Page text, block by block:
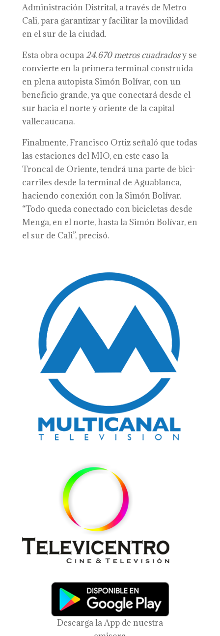
Administración Distrital, a través de Metro
Cali, para garantizar y facilitar la movilidad
en el sur de la ciudad.
Esta obra ocupa 24.670 metros cuadradosy se
convierte en la primera terminal construida
en plena autopista Simón Bolívar, con un
beneficio grande, ya que conectará desde el
sur hacia el norte y oriente de la capital
vallecaucana.
Finalmente, Francisco Ortiz señaló que todas
las estaciones del MIO, en este caso la
Troncal de Oriente, tendrá una parte de bici-
carriles desde la terminal de Aguablanca,
haciendo conexión con la Simón Bolívar.
“Todo queda conectado con bicicletas desde
Menga, en el norte, hasta la Simón Bolívar, en
el sur de Cali”, precisó.
Descarga la App de nuestra